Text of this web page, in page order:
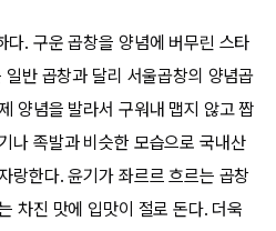
다. 구운 곱창을 양념에 버무린 스타
반 곱창과 달리 서울곱창의 양념곱
양념을 발라서 구워내 맵지 않고 짭
나 족발과 비슷한 모습으로 국내산
랑한다. 윤기가 좌르르 흐르는 곱창
차진 맛에 입맛이 절로 돈다. 더욱